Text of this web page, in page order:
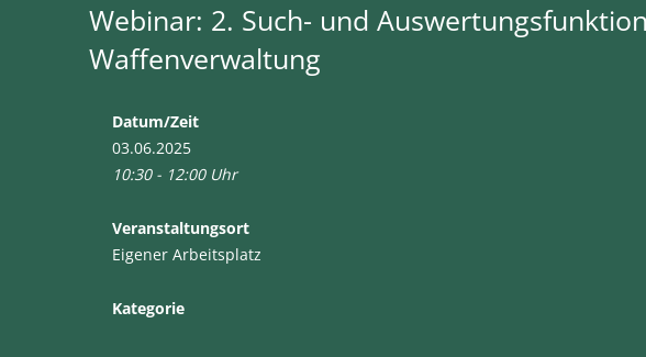
Webinar: 2. Such- und
Waffenverwaltung
Datum/Zeit
03.06.2025
10:30 - 12:00 Uhr
Veranstaltungsort
Eigener Arbeitsplatz
Kategorie